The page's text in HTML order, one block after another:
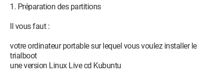
1. Préparation des partitions
Il vous faut :
votre ordinateur portable sur lequel vous voulez installer le
trialboot
une version Linux Live cd Kubuntu